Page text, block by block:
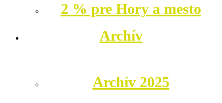
2 % pre Hory a mesto
Archív
Archív 2025